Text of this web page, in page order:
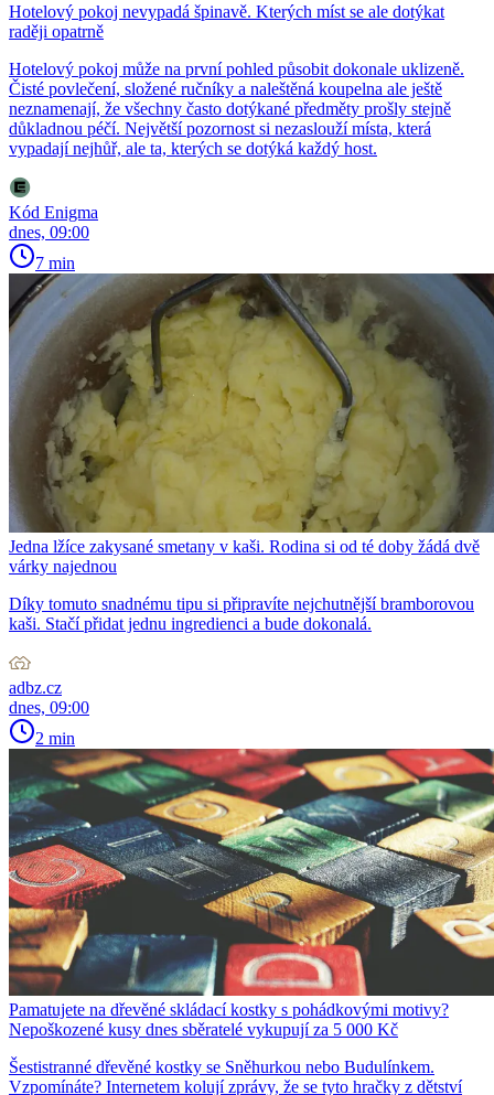
Hotelový pokoj nevypadá špinavě. Kterých míst se ale dotýkat
raději opatrně
Hotelový pokoj může na první pohled působit dokonale uklizeně.
Čisté povlečení, složené ručníky a naleštěná koupelna ale ještě
neznamenají, že všechny často dotýkané předměty prošly stejně
důkladnou péčí. Největší pozornost si nezaslouží místa, která
vypadají nejhůř, ale ta, kterých se dotýká každý host.
Kód Enigma
dnes, 09:00
7 min
Jedna lžíce zakysané smetany v kaši. Rodina si od té doby žádá dvě
várky najednou
Díky tomuto snadnému tipu si připravíte nejchutnější bramborovou
kaši. Stačí přidat jednu ingredienci a bude dokonalá.
adbz.cz
dnes, 09:00
2 min
Pamatujete na dřevěné skládací kostky s pohádkovými motivy?
Nepoškozené kusy dnes sběratelé vykupují za 5 000 Kč
Šestistranné dřevěné kostky se Sněhurkou nebo Budulínkem.
Vzpomínáte? Internetem kolují zprávy, že se tyto hračky z dětství